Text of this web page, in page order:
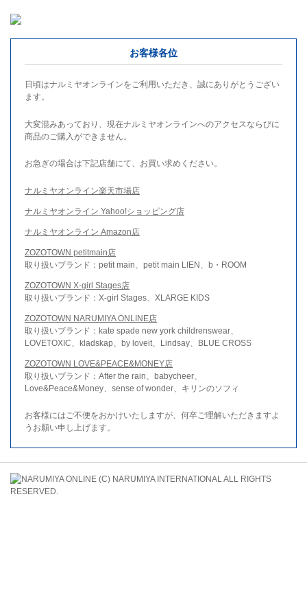
お客様各位
日頃はナルミヤオンラインをご利用いただき、誠にありがとうござい
ます。
大変混みあっており、現在ナルミヤオンラインへのアクセスならびに
商品のご購入ができません。
お急ぎの場合は下記店舗にて、お買い求めください。
ナルミヤオンライン楽天市場店
ナルミヤオンライン Yahoo!ショッピング店
ナルミヤオンライン Amazon店
ZOZOTOWN petitmain店
取り扱いブランド：petit main、petit main LIEN、b・ROOM
ZOZOTOWN X-girl Stages店
取り扱いブランド：X-girl Stages、XLARGE KIDS
ZOZOTOWN NARUMIYA ONLINE店
取り扱いブランド：kate spade new york childrenswear、
LOVETOXIC、kladskap、by loveit、Lindsay、BLUE CROSS
ZOZOTOWN LOVE&PEACE&MONEY店
取り扱いブランド：After the rain、babycheer、
Love&Peace&Money、sense of wonder、キリンのソフィ
お客様にはご不便をおかけいたしますが、何卒ご理解いただきますよ
うお願い申し上げます。